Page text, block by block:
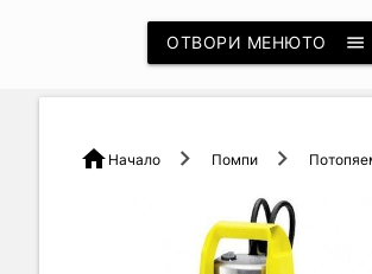
ОТВОРИ МЕНЮТО menu
home Начало Помпи